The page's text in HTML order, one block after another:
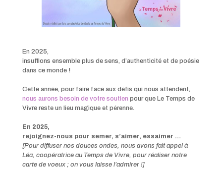
En 2025,
insufflons ensemble plus de sens, d’authenticité et de poésie
dans ce monde !
Cette année, pour faire face aux défis qui nous attendent,
nous aurons besoin de votre soutien pour que Le Temps de
Vivre reste un lieu magique et pérenne.
En 2025,
rejoignez-nous pour semer, s’aimer, essaimer …
[Pour diffuser nos douces ondes, nous avons fait appel à
Léa, coopératrice au Temps de Vivre, pour réaliser notre
carte de voeux ; on vous laisse l’admirer !]